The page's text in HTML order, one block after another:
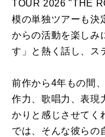
TOUR 2026 "THE
模の単独ツアーも決
からの活動を楽しみ
す」と熱く話し、ス
前作から4年もの間
作力、歌唱力、表現
かりと感じさせてく
では、そんな彼らの